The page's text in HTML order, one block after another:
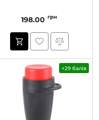
198.00 грн
+29 балів